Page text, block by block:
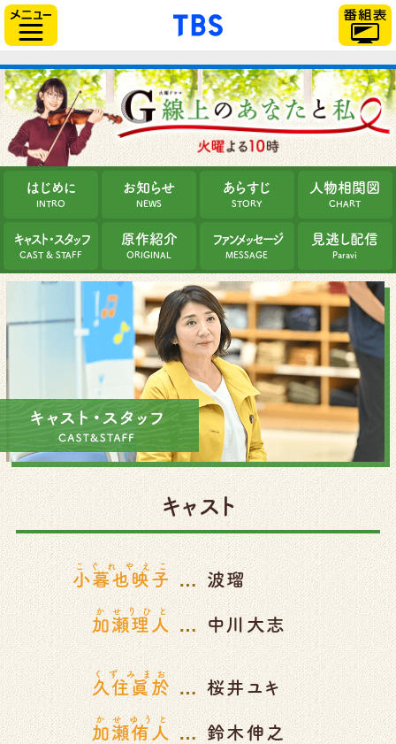
「TBSテレビ」トップ
はじめに
INTRO
お知らせ
NEWS
あらすじ
STORY
人物相関図
CHART
キャスト・スタッフ
CAST & STAFF
原作紹介
ORIGINAL
ファンメッセージ
MESSAGE
見逃し配信
Paravi
キャスト
小暮也映子
こぐれやえこ
… 波瑠
加瀬理人
かせりひと
… 中川大志
久住眞於
くずみまお
… 桜井ユキ
加瀬侑人
かせゆうと
… 鈴木伸之